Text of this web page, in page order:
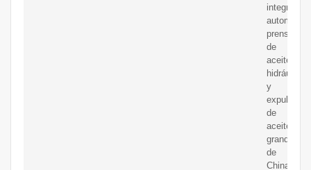
integradas
prensas
de
aceite
hidráulicas
y
expulsores
de
aceite
grandes
de
China.